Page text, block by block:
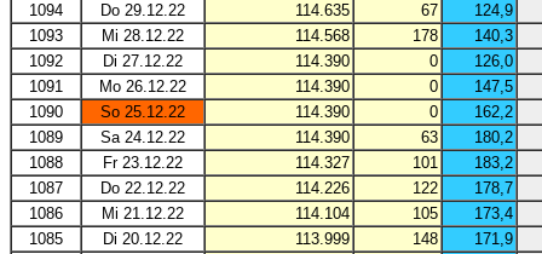
1094
Do 29.12.22 114.635 67
124,9
1093
Mi 28.12.22 114.568 178
140,3
1092
Di 27.12.22 114.390 0
126,0
1091
Mo 26.12.22 114.390 0
147,5
1090
So 25.12.22 114.390 0
162,2
1089
Sa 24.12.22 114.390 63
180,2
1088
Fr 23.12.22 114.327 101
183,2
1087
Do 22.12.22 114.226 122
178,7
1086
Mi 21.12.22 114.104 105
173,4
1085
Di 20.12.22 113.999 148
171,9